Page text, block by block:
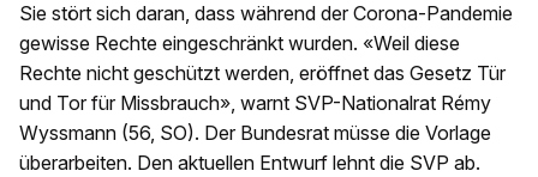
Sie stört sich daran, dass während der Corona-Pandemie
gewisse Rechte eingeschränkt wurden. «Weil diese
Rechte nicht geschützt werden, eröffnet das Gesetz Tür
und Tor für Missbrauch», warnt SVP-Nationalrat Rémy
Wyssmann (56, SO). Der Bundesrat müsse die Vorlage
überarbeiten. Den aktuellen Entwurf lehnt die SVP ab.